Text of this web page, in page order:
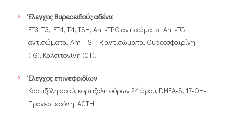
Έλεγχος θυρεοειδούς αδένα
FT3, T3, FT4, T4, TSH, Anti-TPO αντισώματα, Anti-TG
αντισώματα, Anti-TSH-R αντισώματα, Θυρεοσφαιρίνη
(TG), Καλσιτονίνη (CT).
Έλεγχος επινεφριδίων
Κορτιζόλη ορού, κορτιζόλη ούρων 24ώρου, DHEA-S, 17-OH-
Προγεστερόνη, ACTH.